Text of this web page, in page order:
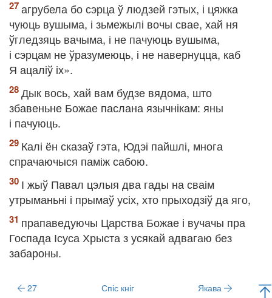
агрубела бо сэрца ў людзей гэтых, і цяжка
чуюць вушыма, і зьмежылі вочы свае, хай ня
ўгледзяць вачыма, і не пачуюць вушыма,
і сэрцам не ўразумеюць, і не навернуцца, каб
Я ацаліў іх».
Дык вось, хай вам будзе вядома, што
збавеньне Божае паслана язычнікам: яны
і пачуюць.
Калі ён сказаў гэта, Юдэі пайшлі, многа
спрачаючыся паміж сабою.
І жыў Павал цэлыя два гады на сваім
утрыманьні і прымаў усіх, хто прыходзіў да яго,
прапаведуючы Царства Божае і вучачы пра
Госпада Ісуса Хрыста з усякай адвагаю без
забароны.
27 Спіс кніг Якава